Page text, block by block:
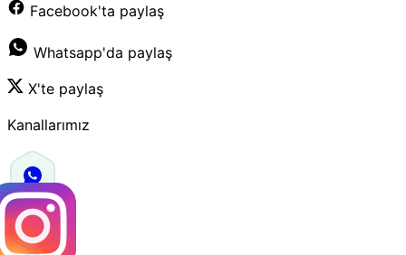
Facebook'ta paylaş
Whatsapp'da paylaş
X'te paylaş
Kanallarımız